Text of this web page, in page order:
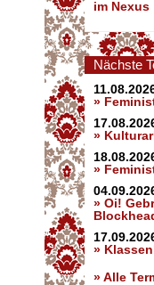
im Nexus
Nächste
»
»
»
» Oi!
»
» Alle